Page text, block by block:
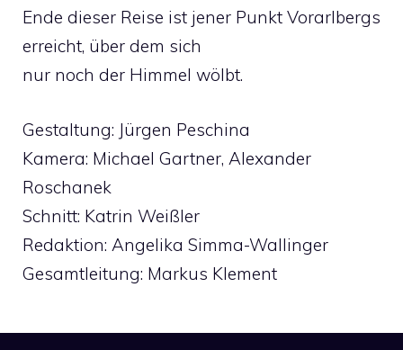
Ende dieser Reise ist jener Punkt Vorarlbergs
erreicht, über dem sich
nur noch der Himmel wölbt.
Gestaltung: Jürgen Peschina
Kamera: Michael Gartner, Alexander
Roschanek
Schnitt: Katrin Weißler
Redaktion: Angelika Simma-Wallinger
Gesamtleitung: Markus Klement